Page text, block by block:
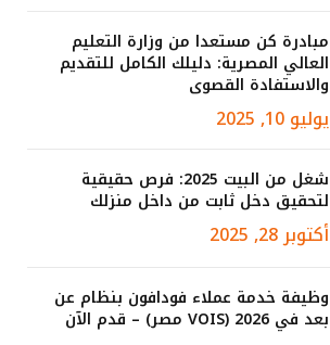
مبادرة كن مستعدا من وزارة التعليم
العالي المصرية: دليلك الكامل للتقديم
والاستفادة القصوى
يوليو 10, 2025
شغل من البيت 2025: فرص حقيقية
لتحقيق دخل ثابت من داخل منزلك
أكتوبر 28, 2025
وظيفة خدمة عملاء فودافون بنظام عن
بعد في 2026 (VOIS مصر) – قدم الآن